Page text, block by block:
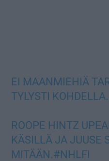
EI MAANMIEHIÄ
TYLYSTI KOHDELLA.
ROOPE HINTZ
KÄSILLÄ JA JUUSE
MITÄÄN.#NHLFI